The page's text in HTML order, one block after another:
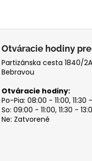
Otváracie hodiny
Partizánska cesta 1840/
Bebravou
Otváracie hodiny:
Po-Pia: 08:00 - 11:00, 11:30
So: 09:00 - 11:00, 11:30 -
Ne: Zatvorené